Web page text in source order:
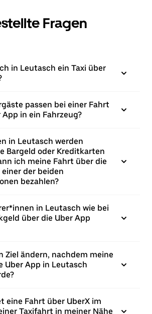
Fragen
in Leutasch ein Taxi über
passen bei einer Fahrt
in ein Fahrzeug?
in Leutasch werden
Bargeld oder Kreditkarten
ich meine Fahrt über die
der beiden
bezahlen?
in Leutasch wie bei
über die Uber App
Ziel ändern, nachdem meine
Uber App in Leutasch
eine Fahrt über UberX im
Taxifahrt in meiner Nähe